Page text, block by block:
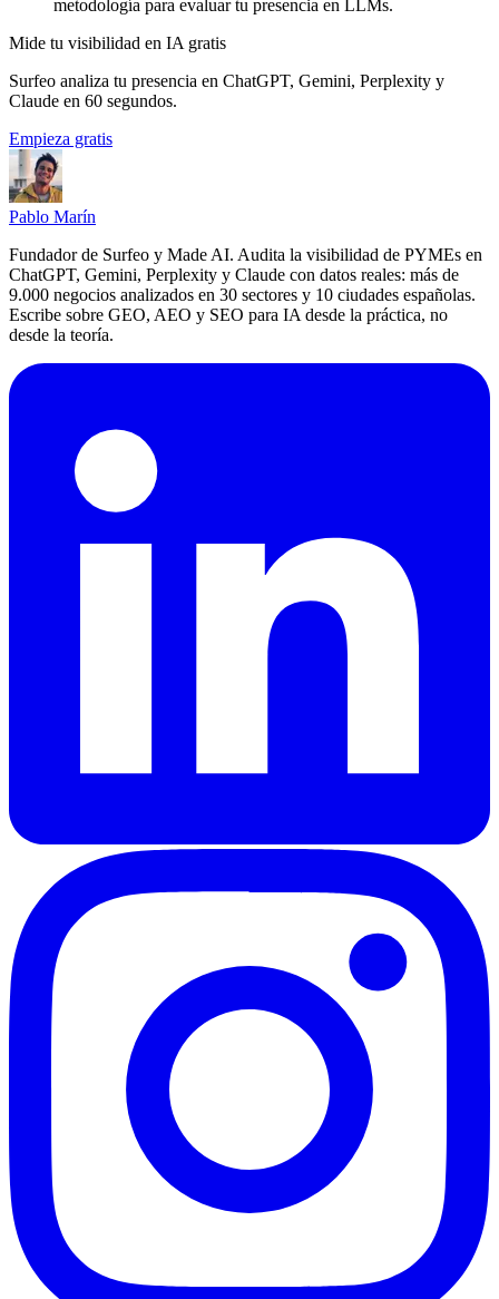
metodología para evaluar tu presencia en LLMs.
Mide tu visibilidad en IA gratis
Surfeo analiza tu presencia en ChatGPT, Gemini, Perplexity y
Claude en 60 segundos.
Empieza gratis
Pablo Marín
Fundador de Surfeo y Made AI. Audita la visibilidad de PYMEs en
ChatGPT, Gemini, Perplexity y Claude con datos reales: más de
9.000 negocios analizados en 30 sectores y 10 ciudades españolas.
Escribe sobre GEO, AEO y SEO para IA desde la práctica, no
desde la teoría.